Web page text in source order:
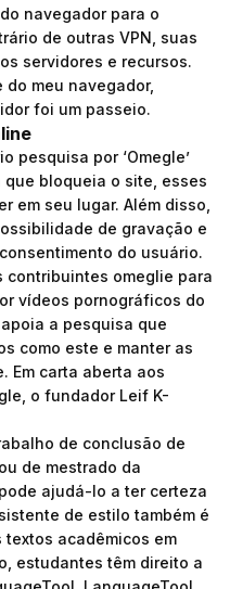
navegador para o
de outras VPN, suas
servidores e recursos.
do meu navegador,
foi um passeio.
pesquisa por ‘Omegle’
que bloqueia o site, esses
em seu lugar. Além disso,
de gravação e
do usuário.
contribuintes omeglie para
vídeos pornográficos do
a pesquisa que
como este e manter as
Em carta aberta aos
o fundador Leif K-
de conclusão de
de mestrado da
ajudá-lo a ter certeza
de estilo também é
acadêmicos em
estudantes têm direito a